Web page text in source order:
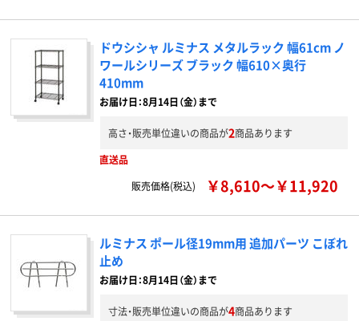
ドウシシャ ルミナス メタルラック 幅61cm ノ
ワールシリーズ ブラック 幅610×奥行
410mm
お届け日：8月14日（金）まで
高さ・販売単位違いの商品が2商品あります
直送品
販売価格(税込)
￥8,610～￥11,920
ルミナス ポール径19mm用 追加パーツ こぼれ
止め
お届け日：8月14日（金）まで
寸法・販売単位違いの商品が4商品あります